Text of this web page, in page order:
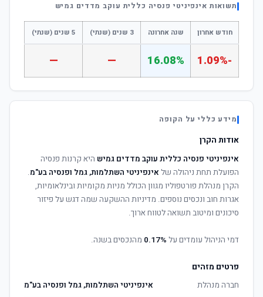
תשואות אינפיניטי פנסיה כללית עוקב מדדים גמיש
חודש אחרון שנה אחרונה 3 שנים (שנתי) 5 שנים (שנתי)
-1.09%
16.08%
—
—
מידע כללי על הקופה
אודות הקרן
אינפיניטי פנסיה כללית עוקב מדדים גמיש היא קרנות פנסיה
הפועלת תחת ניהולה של אינפיניטי השתלמות, גמל ופנסיה בע"מ.
הקרן מנהלת פורטפוליו מגוון הכולל מניות מקומיות ובינלאומיות,
אגרות חוב ונכסים נוספים. מדיניות ההשקעה שמה דגש על פיזור
סיכונים ומיטוב תשואה לטווח ארוך.
דמי הניהול עומדים על 0.17% מהנכסים בשנה.
פרטים מזהים
חברה מנהלת
אינפיניטי השתלמות, גמל ופנסיה בע"מ